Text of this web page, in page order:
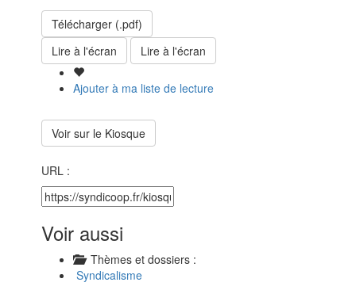
Télécharger (.pdf)
Lire à l'écran
Lire à l'écran
Ajouter à ma liste de lecture
Voir sur le Kiosque
URL :
Voir aussi
Thèmes et dossiers :
Syndicalisme